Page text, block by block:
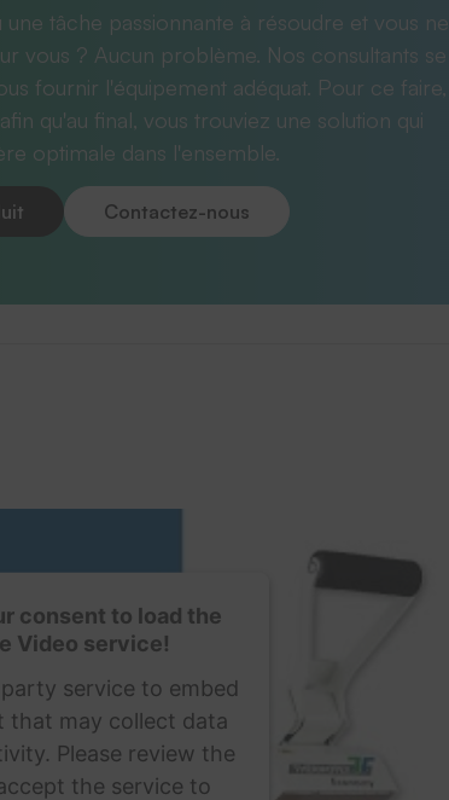
tâche passionnante à résoudre et vous ne
vous ? Aucun problème. Nos consultants se
fournir l'équipement adéquat. Pour ce faire,
qu'au final, vous trouviez une solution qui
optimale dans l'ensemble.
Contactez-nous
consent to load the
Video service!
service to embed
that may collect data
Please review the
the service to